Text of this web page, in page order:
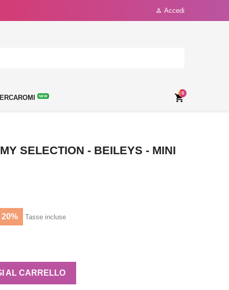
 Accedi
NEW 
0
SELECTION - BEILEYS - MINI
20% Tasse incluse
AL CARRELLO